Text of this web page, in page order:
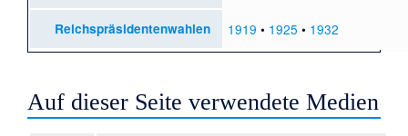
Reichspräsidentenwahlen 1919 • 1925 • 1932
Auf dieser Seite verwendete Medien